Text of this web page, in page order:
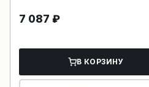
7 087 ₽
В КОРЗИНУ